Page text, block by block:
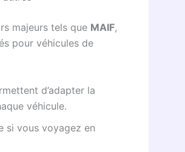
majeurs tels que MAIF,
pour véhicules de
d’adapter la
véhicule.
si vous voyagez en